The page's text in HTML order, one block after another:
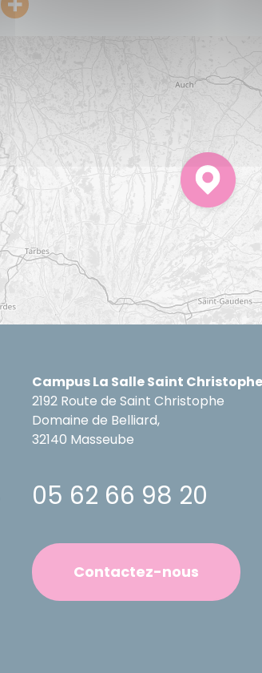
Campus La Salle Saint Christophe
2192 Route de Saint Christophe
Domaine de Belliard,
32140 Masseube
05 62 66 98 20
Contactez-nous